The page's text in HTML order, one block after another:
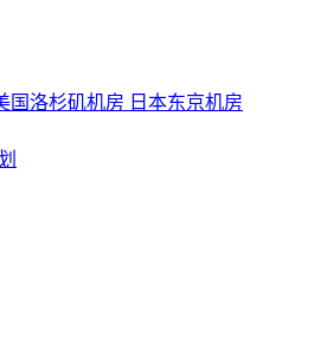
国洛杉矶机房 日本东京机房